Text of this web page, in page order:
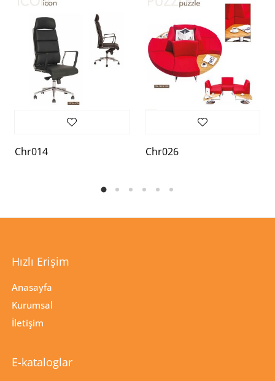
Chr014 Chr026
Hızlı Erişim
Anasayfa
Kurumsal
İletişim
E-kataloglar